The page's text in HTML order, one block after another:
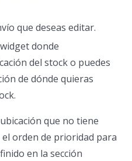
que deseas editar.
donde
del stock o puedes
de dónde quieras
que no tiene
orden de prioridad para
en la sección